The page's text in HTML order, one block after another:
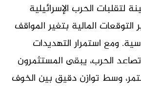
لتقلبات الحرب الإسرائيلية
التوقعات المالية بتغير المواقف
ومع استمرار التهديدات
الحرب، يبقى المستثمرون
وسط توازن دقيق بين الخوف